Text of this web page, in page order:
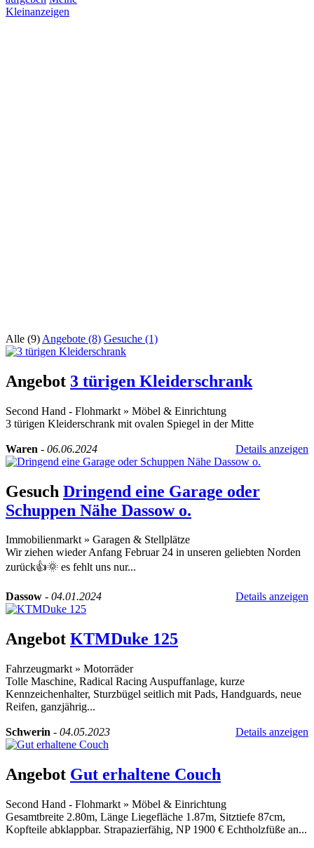
Kleinanzeigen
Alle (9) Angebote (8) Gesuche (1)
Angebot 3 türigen Kleiderschrank
Second Hand - Flohmarkt » Möbel & Einrichtung
3 türigen Kleiderschrank mit ovalen Spiegel in der Mitte
Waren - 06.06.2024 Details anzeigen
Gesuch Dringend eine Garage oder
Schuppen Nähe Dassow o.
Immobilienmarkt » Garagen & Stellplätze
Wir ziehen wieder Anfang Februar 24 in unseren geliebten Norden
zurück👍🌞 es fehlt uns nur...
Dassow - 04.01.2024 Details anzeigen
Angebot KTMDuke 125
Fahrzeugmarkt » Motorräder
Tolle Maschine, Radical Racing Auspuffanlage, kurze
Kennzeichenhalter, Sturzbügel seitlich mit Pads, Handguards, neue
Reifen, ganzjährig...
Schwerin - 04.05.2023 Details anzeigen
Angebot Gut erhaltene Couch
Second Hand - Flohmarkt » Möbel & Einrichtung
Gesamtbreite 2.80m, Länge Liegefläche 1.87m, Sitztiefe 87cm,
Kopfteile abklappbar. Strapazierfähig, NP 1900 € Echtholzfüße an...